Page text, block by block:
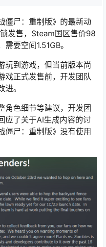
僵尸：重制版》的最新动
发售，Steam国区售价98
要空间1.51GB。
玩到游戏，但当前版本尚
戏正式发售前，开发团队
。
角色细节等建议，开发团
应了关于AI生成内容的讨
僵尸：重制版》没有使用